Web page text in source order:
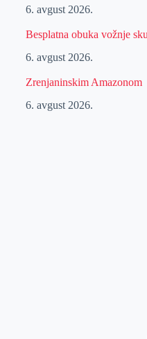
6. avgust 2026.
Besplatna obuka vožnje
6. avgust 2026.
Zrenjaninskim Amazonom
6. avgust 2026.